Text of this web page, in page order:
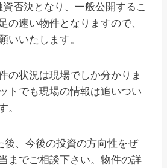
否決となり、一般公開するこ
の速い物件となりますので、
いいたします。
の状況は現場でしか分かりま
トでも現場の情報は追いつい
。
後、今後の投資の方向性をぜ
までご相談下さい。物件の詳